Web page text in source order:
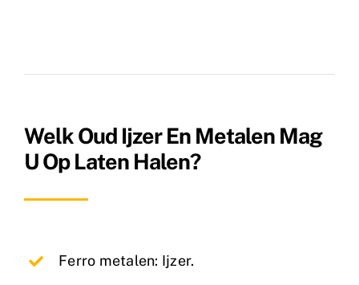
Welk Oud Ijzer En Metalen Mag
U Op Laten Halen?
Ferro metalen: Ijzer.